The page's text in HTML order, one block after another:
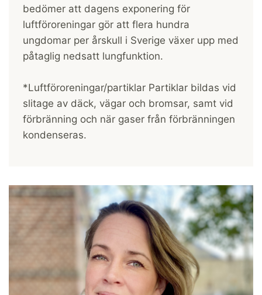
bedömer att dagens exponering för
luftföroreningar gör att flera hundra
ungdomar per årskull i Sverige växer upp med
påtaglig nedsatt lungfunktion.
*Luftföroreningar/partiklar Partiklar bildas vid
slitage av däck, vägar och bromsar, samt vid
förbränning och när gaser från förbränningen
kondenseras.